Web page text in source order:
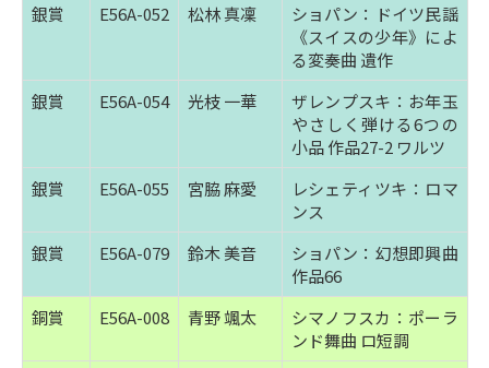
銀賞
E56A-052 松林 真凜
ショパン：ドイツ民謡
《スイスの少年》によ
る変奏曲 遺作
銀賞
E56A-054 光枝 一華
ザレンプスキ：お年玉
やさしく弾ける6つの
小品 作品27-2 ワルツ
銀賞
E56A-055 宮脇 麻愛
レシェティツキ：ロマ
ンス
銀賞
E56A-079 鈴木 美音
ショパン：幻想即興曲
作品66
銅賞
E56A-008 青野 颯太
シマノフスカ：ポーラ
ンド舞曲 ロ短調